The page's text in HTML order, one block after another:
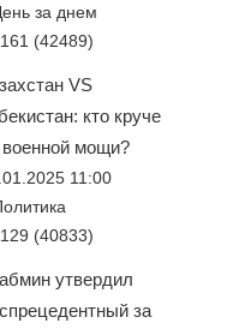
за днем
(42489)
VS
кто круче
военной мощи?
11:00
(40833)
утвердил
за